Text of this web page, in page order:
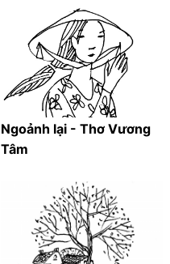
Ngoảnh lại - Thơ Vương
Tâm